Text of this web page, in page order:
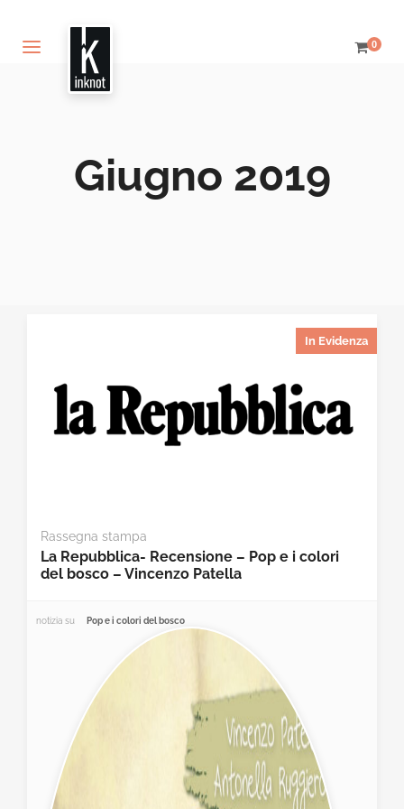
0
Giugno 2019
Rassegna stampa
La Repubblica- Recensione – Pop e i colori
del bosco – Vincenzo Patella
notizia su Pop e i colori del bosco